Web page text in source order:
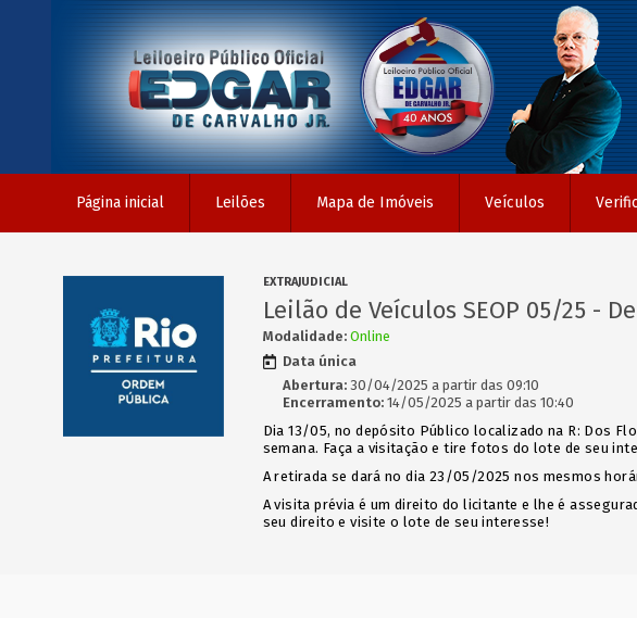
Página inicial Leilões Mapa de Imóveis Veículos
EXTRAJUDICIAL
Leilão de Veículos SEOP 05/25 -
Modalidade: Online
Data única
Abertura:30/04/2025 a partir das 09:10
Encerramento:14/05/2025 a partir das 10:40
Dia 13/05, no depósito Público localizado na R: Dos
semana. Faça a visitação e tire fotos do lote de seu
A retirada se dará no dia 23/05/2025 nos mesmos
A visita prévia é um direito do licitante e lhe é
seu direito e visite o lote de seu interesse!